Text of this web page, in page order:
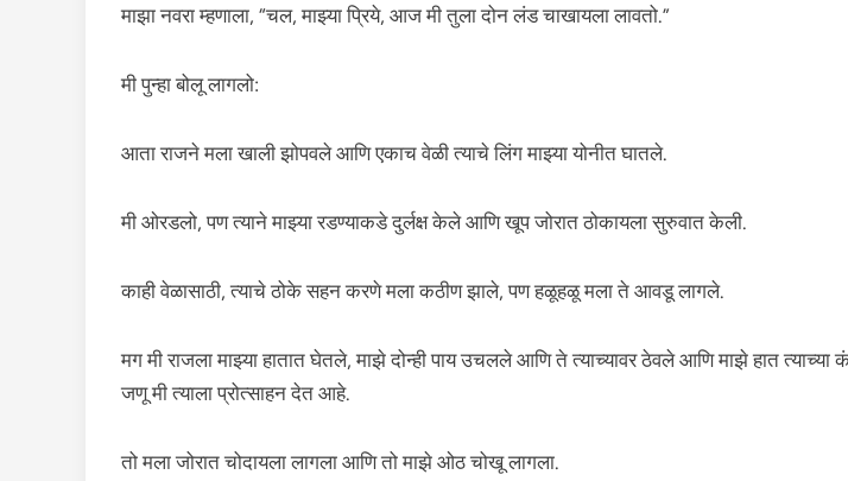
माझा नवरा म्हणाला, “चल, माझ्या प्रिये, आज मी तुला दोन लंड चाखायला लावतो.”
मी पुन्हा बोलू लागलो:
आता राजने मला खाली झोपवले आणि एकाच वेळी त्याचे लिंग माझ्या योनीत घातले.
मी ओरडलो, पण त्याने माझ्या रडण्याकडे दुर्लक्ष केले आणि खूप जोरात ठोकायला सुरुवात केली.
काही वेळासाठी, त्याचे ठोके सहन करणे मला कठीण झाले, पण हळूहळू मला ते आवडू लागले.
मग मी राजला माझ्या हातात घेतले, माझे दोन्ही पाय उचलले आणि ते त्याच्यावर ठेवले आणि माझे हात त्याच्या
जणू मी त्याला प्रोत्साहन देत आहे.
तो मला जोरात चोदायला लागला आणि तो माझे ओठ चोखू लागला.